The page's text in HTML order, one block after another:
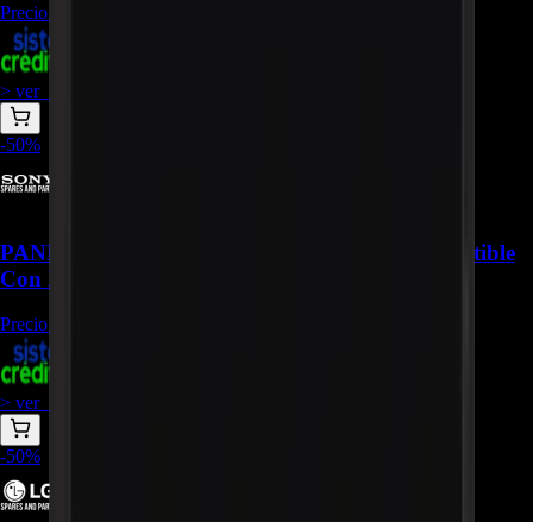
Precio Regular:
> ver_
-50%
PANEL LCD - OPEN CELL 100106212 Compatible
Con XBR-55X957G - REP-2312
Precio Regular:
> ver_
-50%